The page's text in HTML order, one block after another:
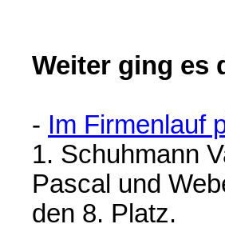
Weiter ging es
- Im Firmenlauf
1. Schuhmann
Pascal und
den 8. Platz.